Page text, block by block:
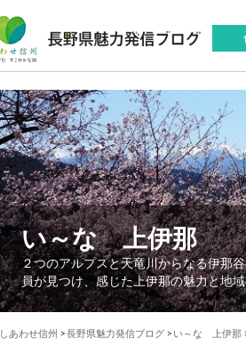
い～な 上伊那
２つのアルプスと天竜川からなる伊那
員が見つけ、感じた上伊那の魅力と地
しあわせ信州 >長野県魅力発信ブログ > い～な 上伊那